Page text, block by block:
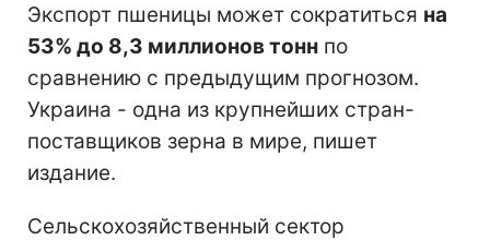
Экспорт пшеницы может сократиться на
53% до 8,3 миллионов тонн по
сравнению с предыдущим прогнозом.
Украина - одна из крупнейших стран-
поставщиков зерна в мире, пишет
издание.
Сельскохозяйственный сектор